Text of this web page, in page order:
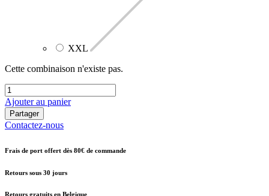
XXL
Cette combinaison n'existe pas.
Ajouter au panier
Partager
Contactez-nous
Frais de port offert dès 80€ de commande
Retours sous 30 jours
Retours gratuits en Belgique